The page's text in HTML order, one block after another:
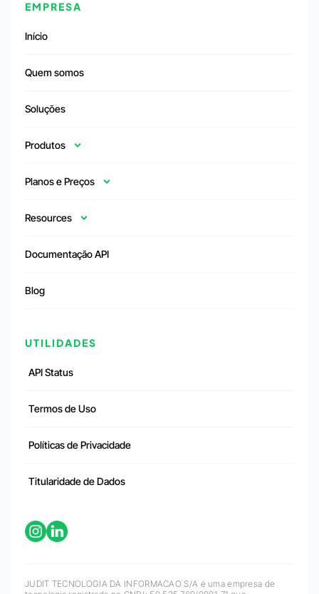
EMPRESA
Início
Quem somos
Soluções
Produtos
Planos e Preços
Resources
Documentação API
Blog
UTILIDADES
API Status
Termos de Uso
Políticas de Privacidade
Titularidade de Dados
JUDIT TECNOLOGIA DA INFORMACAO S/A é uma empresa de